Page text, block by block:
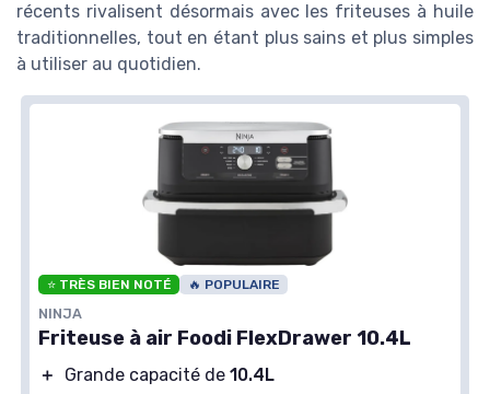
récents rivalisent désormais avec les friteuses à huile
traditionnelles, tout en étant plus sains et plus simples
à utiliser au quotidien.
⭐ TRÈS BIEN NOTÉ 🔥 POPULAIRE
NINJA
Friteuse à air Foodi FlexDrawer 10.4L
＋ Grande capacité de 10.4L